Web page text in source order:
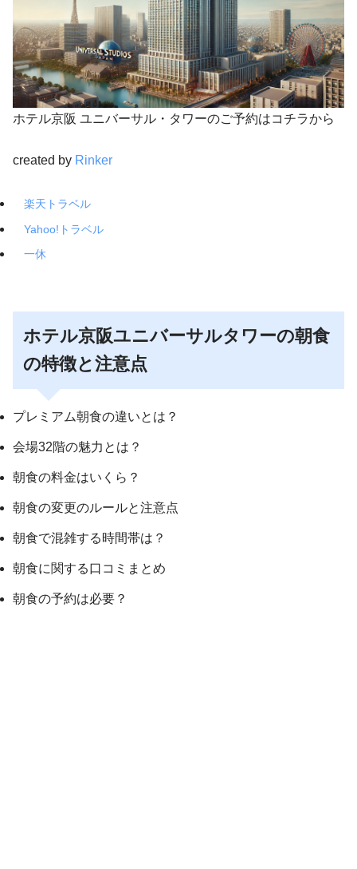
ホテル京阪 ユニバーサル・タワーのご予約はコチラから
created by Rinker
楽天トラベル
Yahoo!トラベル
一休
ホテル京阪ユニバーサルタワーの朝食
の特徴と注意点
プレミアム朝食の違いとは？
会場32階の魅力とは？
朝食の料金はいくら？
朝食の変更のルールと注意点
朝食で混雑する時間帯は？
朝食に関する口コミまとめ
朝食の予約は必要？